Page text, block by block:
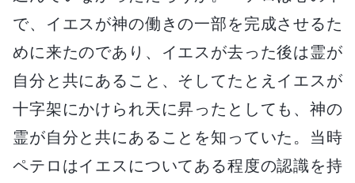
で、イエスが神の働きの一部を完成させるた
めに来たのであり、イエスが去った後は霊が
自分と共にあること、そしてたとえイエスが
十字架にかけられ天に昇ったとしても、神の
霊が自分と共にあることを知っていた。当時
ペテロはイエスについてある程度の認識を持